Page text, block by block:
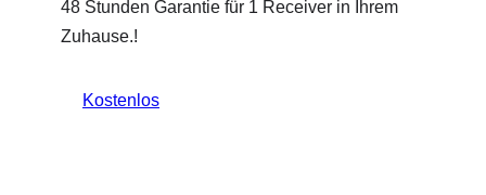
48 Stunden Garantie für 1 Receiver in Ihrem
Zuhause.!
Kostenlos